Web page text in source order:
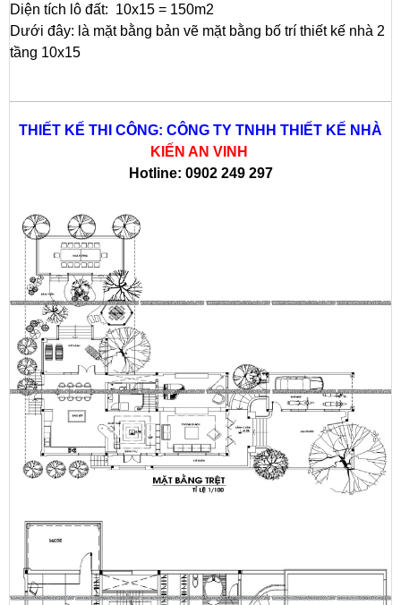
Diện tích lô đất: 10x15 = 150m2
Dưới đây: là mặt bằng bản vẽ mặt bằng bố trí thiết kế nhà 2
tầng 10x15
THIẾT KẾ THI CÔNG: CÔNG TY TNHH THIẾT KẾ NHÀ
KIẾN AN VINH
Hotline: 0902 249 297